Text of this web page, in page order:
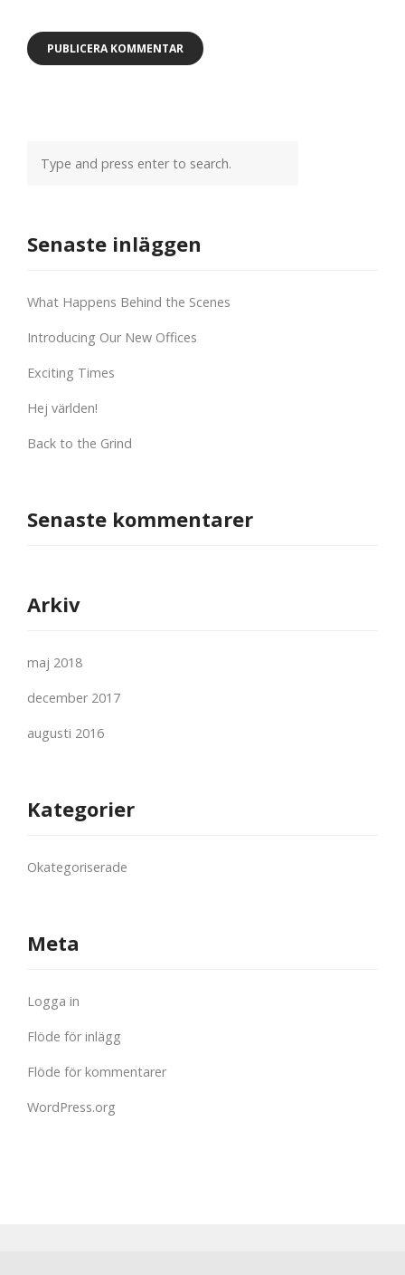
Senaste inläggen
What Happens Behind the Scenes
Introducing Our New Offices
Exciting Times
Hej världen!
Back to the Grind
Senaste kommentarer
Arkiv
maj 2018
december 2017
augusti 2016
Kategorier
Okategoriserade
Meta
Logga in
Flöde för inlägg
Flöde för kommentarer
WordPress.org